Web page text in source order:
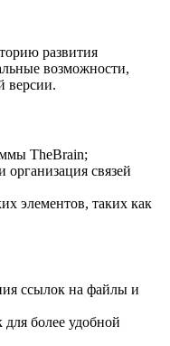
развития
возможности,
версии.
TheBrain;
связей
элементов, таких как
ссылок на файлы и
более удобной